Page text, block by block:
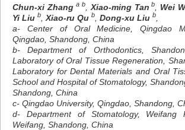
Chun-xi Zhang a b Xiao-ming Tan b Wei
Yi Liu b Xiao-ru Qu b Dong-xu Liu b
a- Center of Oral Medicine, Qingdao
Qingdao, Shandong, China
b- Department of Orthodontics,
Laboratory of Oral Tissue Regeneration,
Laboratory for Dental Materials and Oral
School and Hospital of Stomatology,
Shandong, China
c- Qingdao University, Qingdao, Shandong,
d- Department of Stomatology, Weifang
Weifang, Shandong, China